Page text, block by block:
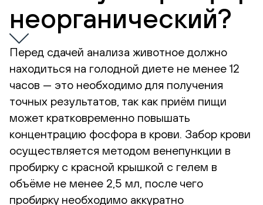
неорганический?
Перед сдачей анализа животное должно
находиться на голодной диете не менее 12
часов — это необходимо для получения
точных результатов, так как приём пищи
может кратковременно повышать
концентрацию фосфора в крови. Забор крови
осуществляется методом венепункции в
пробирку с красной крышкой с гелем в
объёме не менее 2,5 мл, после чего
пробирку необходимо аккуратно